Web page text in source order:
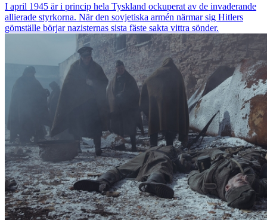
I april 1945 är i princip hela Tyskland ockuperat av de invaderande
allierade styrkorna. När den sovjetiska armén närmar sig Hitlers
gömställe börjar nazisternas sista fäste sakta vittra sönder.